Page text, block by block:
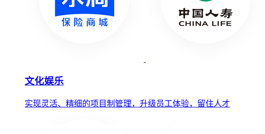
文化娱乐
实现灵活、精细的项目制管理，升级员工体验，留住人才